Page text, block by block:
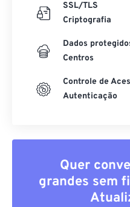
SSL/TLS
Criptografia
Dados
Centros
Controle de
Autenticação
Quer
grandes sem